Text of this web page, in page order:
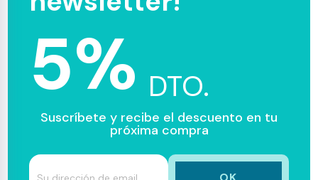
5% DTO.
Suscríbete y recibe el descuento en tu
próxima compra